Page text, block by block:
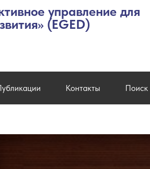
управление для
(EGED)
Контакты Поиск